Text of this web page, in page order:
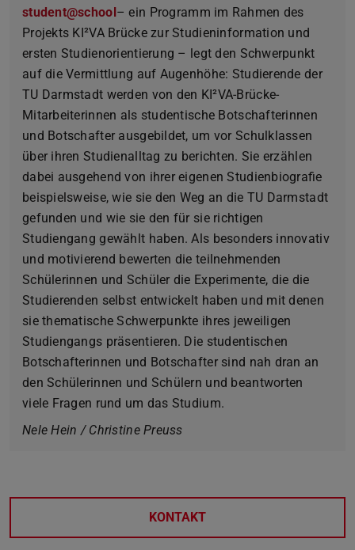
student@school– ein Programm im Rahmen des
Projekts KI²VA Brücke zur Studieninformation und
ersten Studienorientierung – legt den Schwerpunkt
auf die Vermittlung auf Augenhöhe: Studierende der
TU Darmstadt werden von den KI²VA-Brücke-
Mitarbeiterinnen als studentische Botschafterinnen
und Botschafter ausgebildet, um vor Schulklassen
über ihren Studienalltag zu berichten. Sie erzählen
dabei ausgehend von ihrer eigenen Studienbiografie
beispielsweise, wie sie den Weg an die TU Darmstadt
gefunden und wie sie den für sie richtigen
Studiengang gewählt haben. Als besonders innovativ
und motivierend bewerten die teilnehmenden
Schülerinnen und Schüler die Experimente, die die
Studierenden selbst entwickelt haben und mit denen
sie thematische Schwerpunkte ihres jeweiligen
Studiengangs präsentieren. Die studentischen
Botschafterinnen und Botschafter sind nah dran an
den Schülerinnen und Schülern und beantworten
viele Fragen rund um das Studium.
Nele Hein / Christine Preuss
KONTAKT